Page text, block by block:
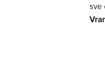
sve